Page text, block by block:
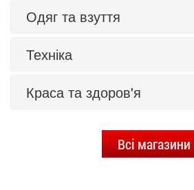
Одяг та взуття
Техніка
Краса та здоров'я
Всі магазини